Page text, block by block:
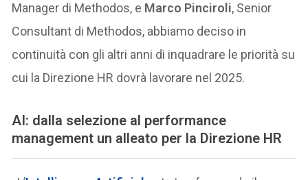
Manager di Methodos, e Marco Pinciroli, Senior
Consultant di Methodos, abbiamo deciso in
continuità con gli altri anni di inquadrare le priorità su
cui la Direzione HR dovrà lavorare nel 2025.
AI: dalla selezione al performance
management un alleato per la Direzione HR